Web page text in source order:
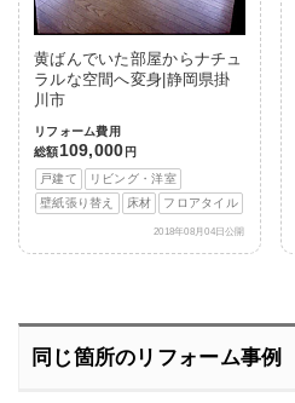
黄ばんでいた部屋からナチュ
ラルな空間へ変身|静岡県掛
川市
リフォーム費用
総額109,000 円
戸建て
リビング・洋室
壁紙張り替え
床材 フロアタイル
2018年08月04日公開
同じ箇所のリフォーム事例